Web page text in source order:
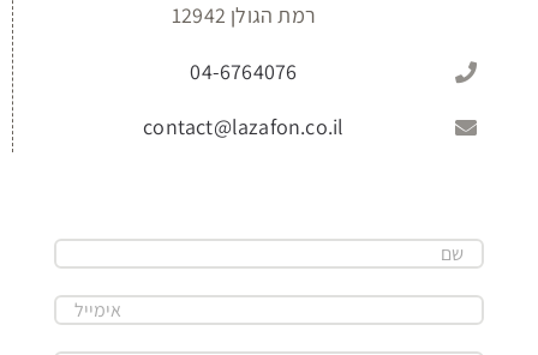
רמת הגולן 12942
04-6764076
contact@lazafon.co.il